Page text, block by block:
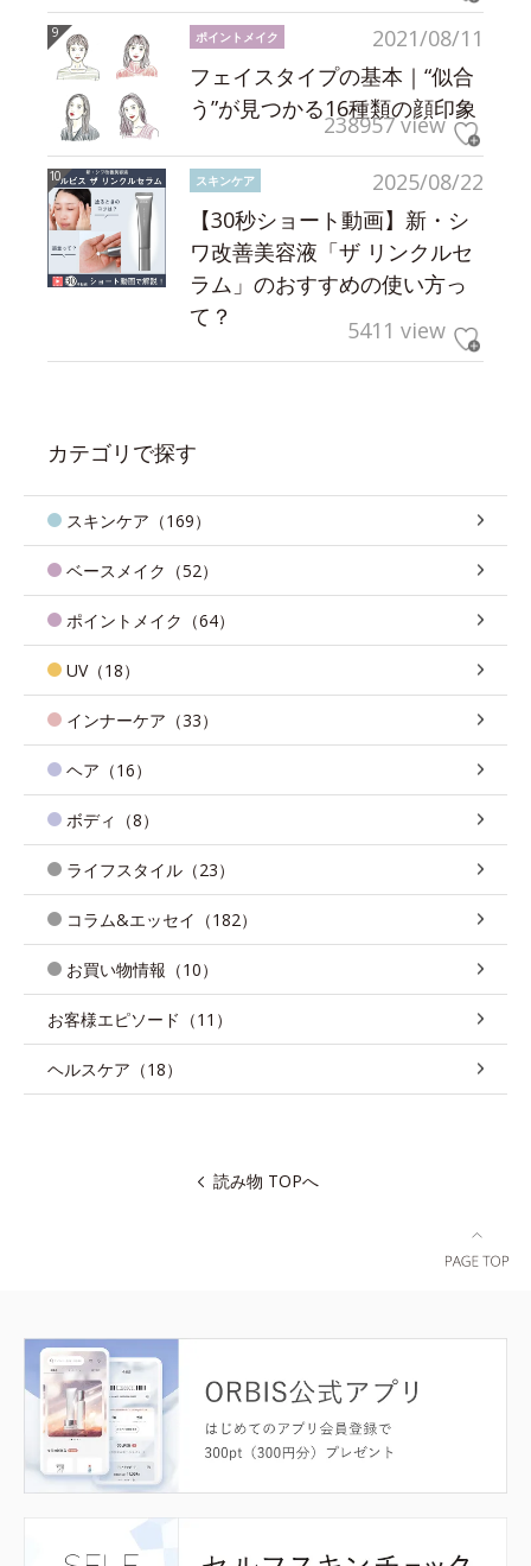
2021/08/11
ポイントメイク
フェイスタイプの基本｜“似合
う”が見つかる16種類の顔印象
238957 view
2025/08/22
スキンケア
【30秒ショート動画】新・シ
ワ改善美容液「ザ リンクルセ
ラム」のおすすめの使い方っ
て？
5411 view
カテゴリで探す
スキンケア（169）
ベースメイク（52）
ポイントメイク（64）
UV（18）
インナーケア（33）
ヘア（16）
ボディ（8）
ライフスタイル（23）
コラム&エッセイ（182）
お買い物情報（10）
お客様エピソード（11）
ヘルスケア（18）
読み物 TOPへ